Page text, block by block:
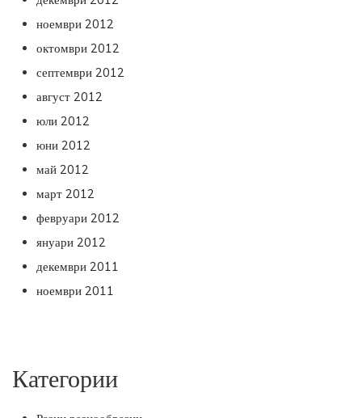
ноември 2012
октомври 2012
септември 2012
август 2012
юли 2012
юни 2012
май 2012
март 2012
февруари 2012
януари 2012
декември 2011
ноември 2011
Категории